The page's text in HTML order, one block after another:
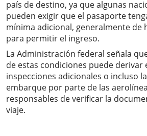
país de destino, ya que algunas
pueden exigir que el pasaporte
mínima adicional, generalmente de
para permitir el ingreso.
La Administración federal señala
de estas condiciones puede derivar
inspecciones adicionales o incluso
embarque por parte de las
responsables de verificar la
viaje.